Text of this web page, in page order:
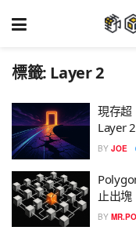
標籤: Layer 2
現存超
Layer
BY JOE
止出
BY